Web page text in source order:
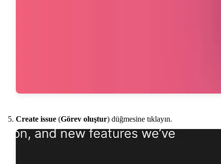
Create issue (Görev oluştur) düğmesine tıklayın.